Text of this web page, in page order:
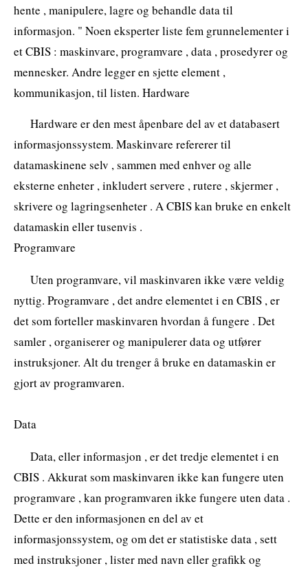
hente , manipulere, lagre og behandle data til
informasjon. " Noen eksperter liste fem grunnelementer i
et CBIS : maskinvare, programvare , data , prosedyrer og
mennesker. Andre legger en sjette element ,
kommunikasjon, til listen. Hardware
Hardware er den mest åpenbare del av et databasert
informasjonssystem. Maskinvare refererer til
datamaskinene selv , sammen med enhver og alle
eksterne enheter , inkludert servere , rutere , skjermer ,
skrivere og lagringsenheter . A CBIS kan bruke en enkelt
datamaskin eller tusenvis .
Programvare
Uten programvare, vil maskinvaren ikke være veldig
nyttig. Programvare , det andre elementet i en CBIS , er
det som forteller maskinvaren hvordan å fungere . Det
samler , organiserer og manipulerer data og utfører
instruksjoner. Alt du trenger å bruke en datamaskin er
gjort av programvaren.
Data
Data, eller informasjon , er det tredje elementet i en
CBIS . Akkurat som maskinvaren ikke kan fungere uten
programvare , kan programvaren ikke fungere uten data .
Dette er den informasjonen en del av et
informasjonssystem, og om det er statistiske data , sett
med instruksjoner , lister med navn eller grafikk og